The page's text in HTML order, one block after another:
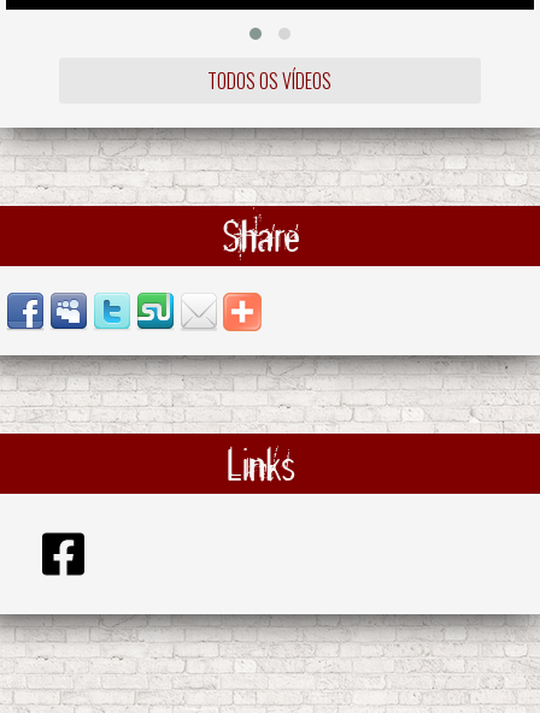
TODOS OS VÍDEOS
Share
Links